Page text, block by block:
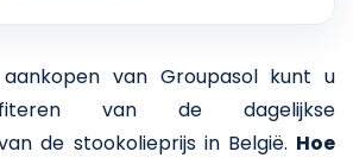
van Groupasol kunt u
van de dagelijkse
de stookolieprijs in België. Hoe